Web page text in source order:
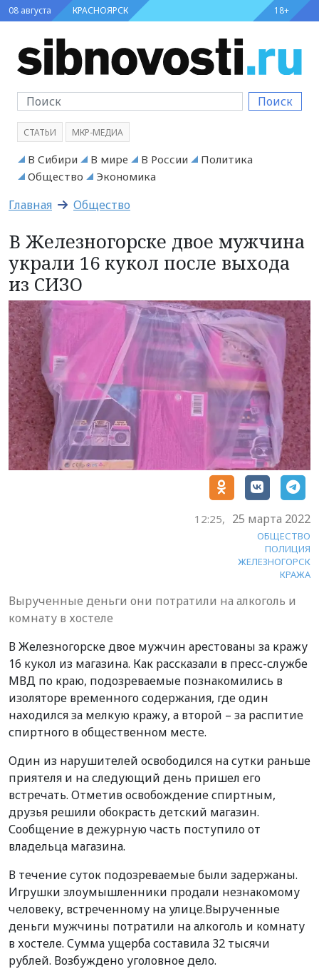
08 августа КРАСНОЯРСК 18+
Поиск
СТАТЬИ МКР-МЕДИА
В Сибири В мире В России
Политика
Общество
Экономика
Главная Общество
В Железногорске двое мужчина
украли 16 кукол после выхода
из СИЗО
12:25, 25 марта 2022
ОБЩЕСТВО
ПОЛИЦИЯ
ЖЕЛЕЗНОГОРСК
КРАЖА
Вырученные деньги они потратили на алкоголь и
комнату в хостеле
В Железногорске двое мужчин арестованы за кражу
16 кукол из магазина. Как рассказали в пресс-службе
МВД по краю, подозреваемые познакомились в
изоляторе временного содержания, где один
находился за мелкую кражу, а второй – за распитие
спиртного в общественном месте.
Один из нарушителей освободился на сутки раньше
приятеля и на следующий день пришел его
встречать. Отметив освобождение спиртным,
друзья решили обокрасть детский магазин.
Сообщение в дежурную часть поступило от
владельца магазина.
В течение суток подозреваемые были задержаны.
Игрушки злоумышленники продали незнакомому
человеку, встреченному на улице.Вырученные
деньги мужчины потратили на алкоголь и комнату
в хостеле. Сумма ущерба составила 32 тысячи
рублей. Возбуждено уголовное дело.